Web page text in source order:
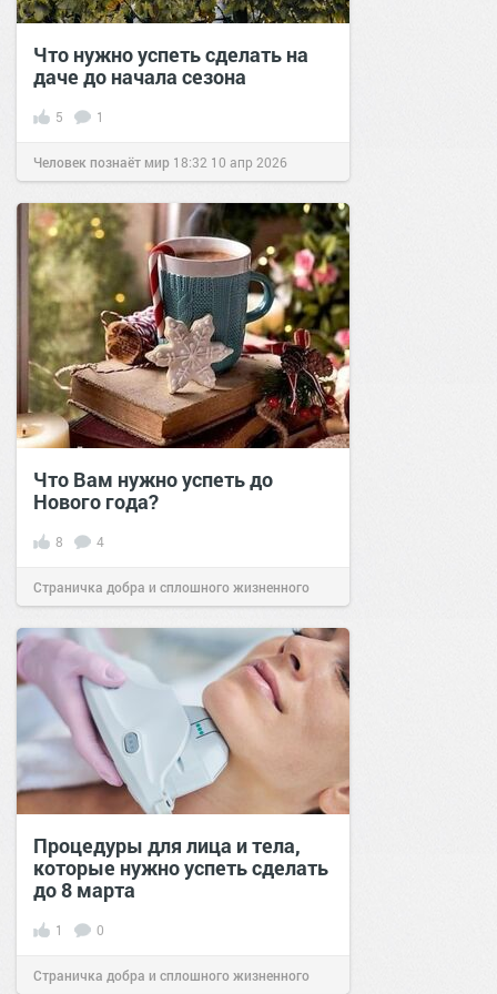
Что нужно успеть сделать на
даче до начала сезона
5 1
Человек познаёт мир 18:32 10 апр 2026
Что Вам нужно успеть до
Нового года?
8 4
Страничка добра и сплошного жизненного
позитива!15:4401 дек 2023
Процедуры для лица и тела,
которые нужно успеть сделать
до 8 марта
1 0
Страничка добра и сплошного жизненного